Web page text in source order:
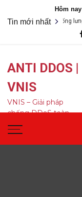
Hôm nay
Tin mới nhất
khiến bạn lạnh sống lưng
ANTI DDOS |
VNIS
VNIS – Giải pháp
chống DDoS toàn
diện